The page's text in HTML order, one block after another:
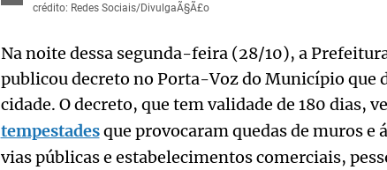
crédito: Redes Sociais/DivulgaÃ§Ã£o
Na noite dessa segunda-feira (28/10), a
publicou decreto no Porta-Voz do Município que
cidade. O decreto, que tem validade de 180 dias,
tempestadesque provocaram quedas de muros
vias públicas e estabelecimentos comerciais,